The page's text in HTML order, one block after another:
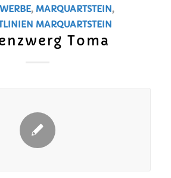
, MARQUARTSTEIN,
MARQUARTSTEIN
Toma